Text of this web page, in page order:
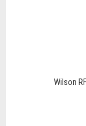
Wilson